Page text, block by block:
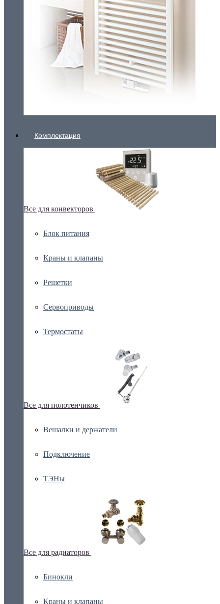
Комплектация
Все для конвекторов
Блок питания
Краны и клапаны
Решетки
Сервоприводы
Термостаты
Все для полотенчиков
Вешалки и держатели
Подключение
ТЭНы
Все для радиаторов
Бинокли
Краны и клапаны